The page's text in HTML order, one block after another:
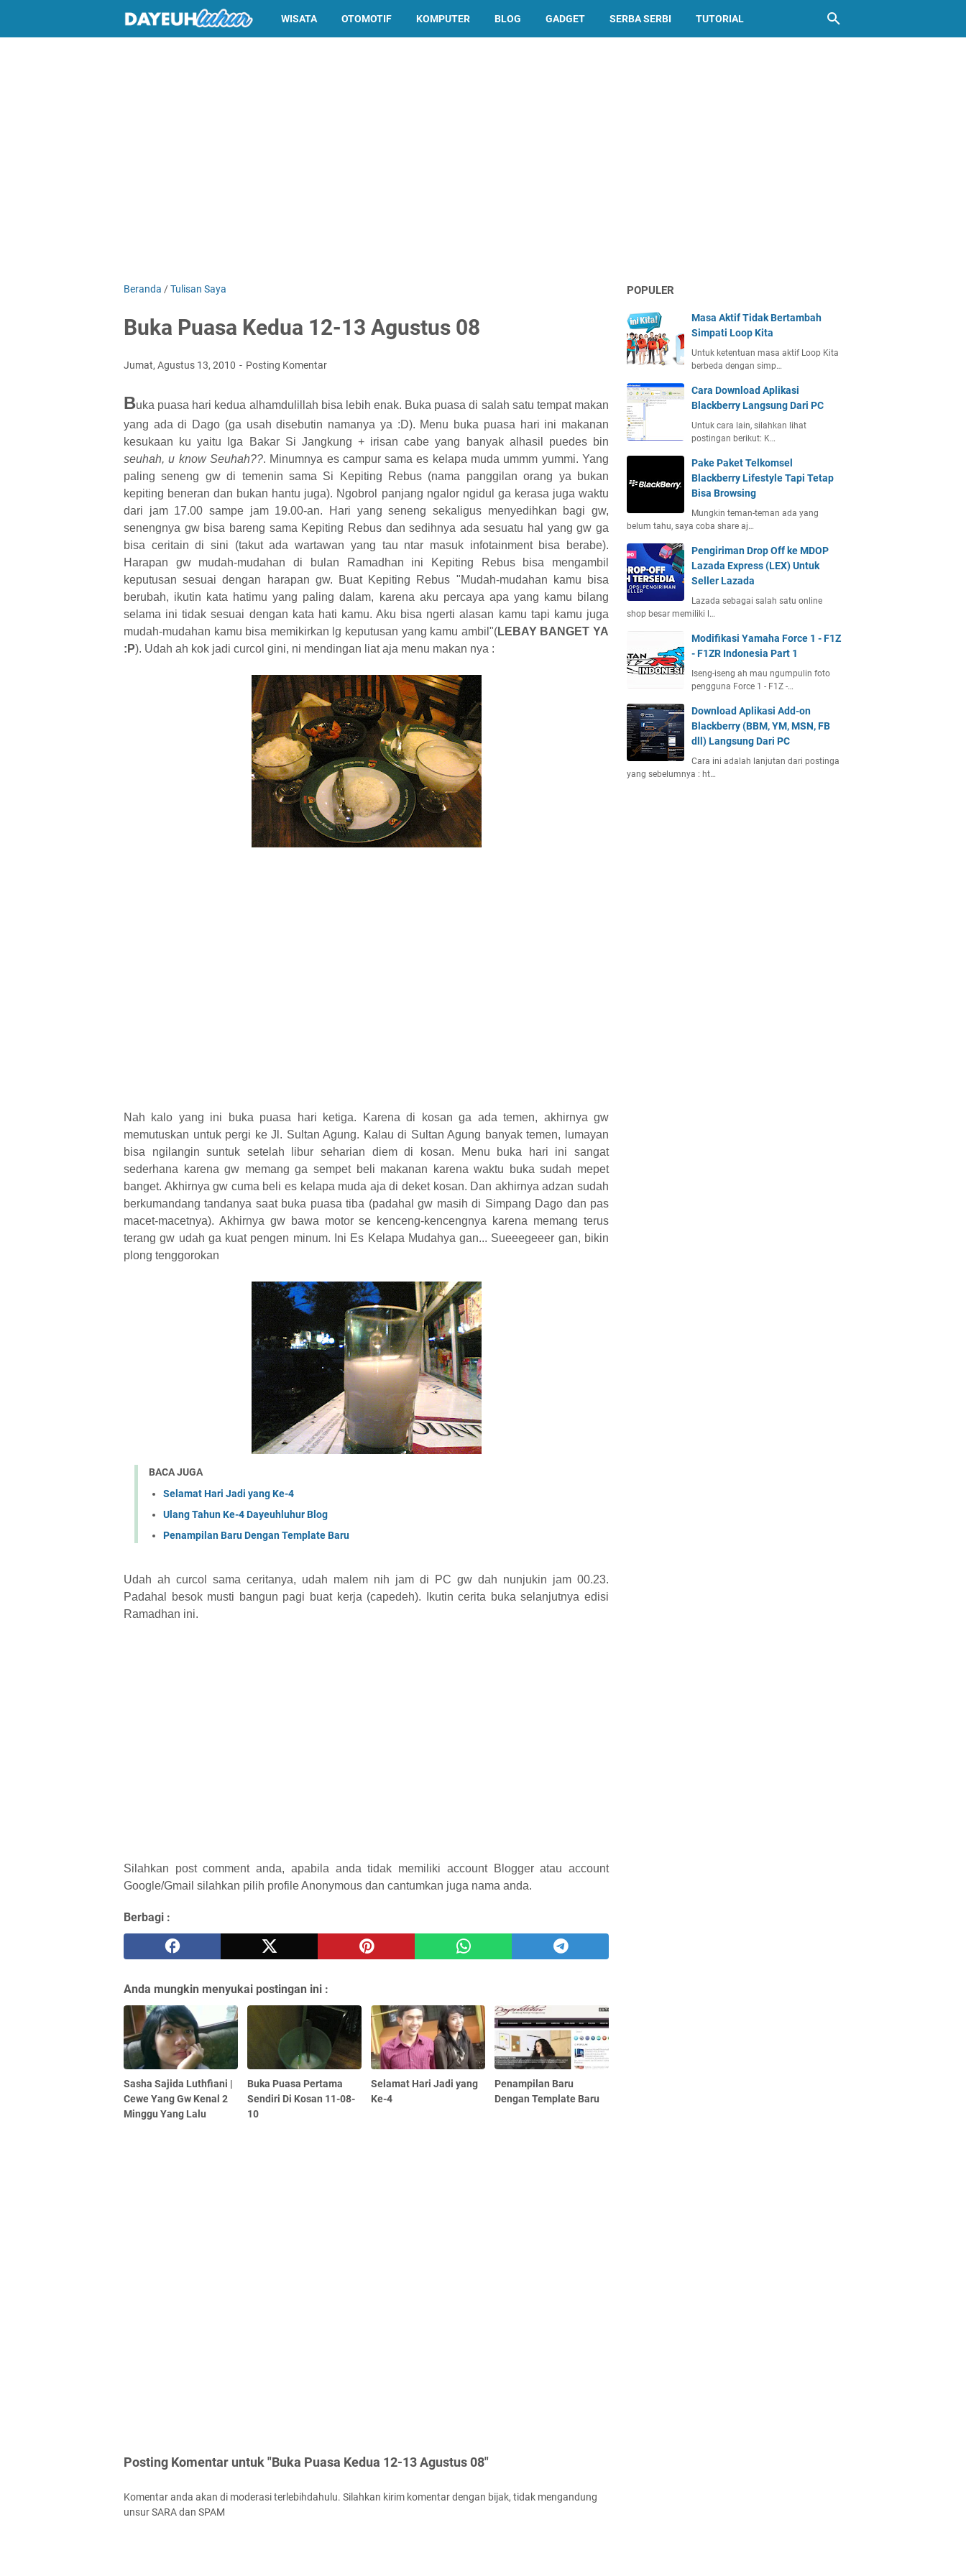
WISATA OTOMOTIF KOMPUTER BLOG GADGET SERBA SERBI TUTORIAL
Beranda /Tulisan Saya
Buka Puasa Kedua 12-13 Agustus 08
Jumat, Agustus 13, 2010 Posting Komentar
Buka puasa hari kedua alhamdulillah bisa lebih enak. Buka puasa di salah satu tempat makan
yang ada di Dago (ga usah disebutin namanya ya :D). Menu buka puasa hari ini makanan
kesukaan ku yaitu Iga Bakar Si Jangkung + irisan cabe yang banyak alhasil puedes bin
seuhah, u know Seuhah??. Minumnya es campur sama es kelapa muda ummm yummi. Yang
paling seneng gw di temenin sama Si Kepiting Rebus (nama panggilan orang ya bukan
kepiting beneran dan bukan hantu juga). Ngobrol panjang ngalor ngidul ga kerasa juga waktu
dari jam 17.00 sampe jam 19.00-an. Hari yang seneng sekaligus menyedihkan bagi gw,
senengnya gw bisa bareng sama Kepiting Rebus dan sedihnya ada sesuatu hal yang gw ga
bisa ceritain di sini (takut ada wartawan yang tau ntar masuk infotainment bisa berabe).
Harapan gw mudah-mudahan di bulan Ramadhan ini Kepiting Rebus bisa mengambil
keputusan sesuai dengan harapan gw. Buat Kepiting Rebus "Mudah-mudahan kamu bisa
berubah, ikutin kata hatimu yang paling dalam, karena aku percaya apa yang kamu bilang
selama ini tidak sesuai dengan kata hati kamu. Aku bisa ngerti alasan kamu tapi kamu juga
mudah-mudahan kamu bisa memikirkan lg keputusan yang kamu ambil"(LEBAY BANGET YA
:P). Udah ah kok jadi curcol gini, ni mendingan liat aja menu makan nya :
Nah kalo yang ini buka puasa hari ketiga. Karena di kosan ga ada temen, akhirnya gw
memutuskan untuk pergi ke Jl. Sultan Agung. Kalau di Sultan Agung banyak temen, lumayan
bisa ngilangin suntuk setelah libur seharian diem di kosan. Menu buka hari ini sangat
sederhana karena gw memang ga sempet beli makanan karena waktu buka sudah mepet
banget. Akhirnya gw cuma beli es kelapa muda aja di deket kosan. Dan akhirnya adzan sudah
berkumandang tandanya saat buka puasa tiba (padahal gw masih di Simpang Dago dan pas
macet-macetnya). Akhirnya gw bawa motor se kenceng-kencengnya karena memang terus
terang gw udah ga kuat pengen minum. Ini Es Kelapa Mudahya gan... Sueeegeeer gan, bikin
plong tenggorokan
BACA JUGA
Selamat Hari Jadi yang Ke-4
Ulang Tahun Ke-4 Dayeuhluhur Blog
Penampilan Baru Dengan Template Baru
Udah ah curcol sama ceritanya, udah malem nih jam di PC gw dah nunjukin jam 00.23.
Padahal besok musti bangun pagi buat kerja (capedeh). Ikutin cerita buka selanjutnya edisi
Ramadhan ini.
Silahkan post comment anda, apabila anda tidak memiliki account Blogger atau account
Google/Gmail silahkan pilih profile Anonymous dan cantumkan juga nama anda.
Berbagi :
Anda mungkin menyukai postingan ini :
Sasha Sajida Luthfiani |
Cewe Yang Gw Kenal 2
Minggu Yang Lalu
Buka Puasa Pertama
Sendiri Di Kosan 11-08-
10
Selamat Hari Jadi yang
Ke-4
Penampilan Baru
Dengan Template Baru
Posting Komentar untuk "Buka Puasa Kedua 12-13 Agustus 08"
Komentar anda akan di moderasi terlebihdahulu. Silahkan kirim komentar dengan bijak, tidak mengandung
unsur SARA dan SPAM
POPULER
Masa Aktif Tidak Bertambah
Simpati Loop Kita
Untuk ketentuan masa aktif Loop Kita
berbeda dengan simp…
Cara Download Aplikasi
Blackberry Langsung Dari PC
Untuk cara lain, silahkan lihat
postingan berikut: K…
Pake Paket Telkomsel
Blackberry Lifestyle Tapi Tetap
Bisa Browsing
Mungkin teman-teman ada yang
belum tahu, saya coba share aj…
Pengiriman Drop Off ke MDOP
Lazada Express (LEX) Untuk
Seller Lazada
Lazada sebagai salah satu online
shop besar memiliki l…
Modifikasi Yamaha Force 1 - F1Z
- F1ZR Indonesia Part 1
Iseng-iseng ah mau ngumpulin foto
pengguna Force 1 - F1Z -…
Download Aplikasi Add-on
Blackberry (BBM, YM, MSN, FB
dll) Langsung Dari PC
Cara ini adalah lanjutan dari postinga
yang sebelumnya : ht…